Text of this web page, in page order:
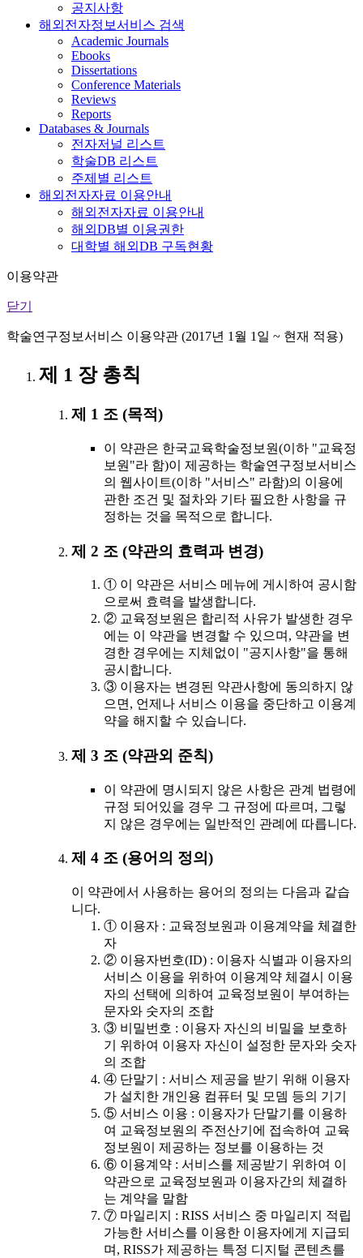
공지사항
해외전자정보서비스 검색
Academic Journals
Ebooks
Dissertations
Conference Materials
Reviews
Reports
Databases & Journals
전자저널 리스트
학술DB 리스트
주제별 리스트
해외전자자료 이용안내
해외전자자료 이용안내
해외DB별 이용권한
대학별 해외DB 구독현황
이용약관
닫기
학술연구정보서비스 이용약관 (2017년 1월 1일 ~ 현재 적용)
제 1 장 총칙
제 1 조 (목적)
이 약관은 한국교육학술정보원(이하 "교육정
보원"라 함)이 제공하는 학술연구정보서비스
의 웹사이트(이하 "서비스" 라함)의 이용에
관한 조건 및 절차와 기타 필요한 사항을 규
정하는 것을 목적으로 합니다.
제 2 조 (약관의 효력과 변경)
① 이 약관은 서비스 메뉴에 게시하여 공시함
으로써 효력을 발생합니다.
② 교육정보원은 합리적 사유가 발생한 경우
에는 이 약관을 변경할 수 있으며, 약관을 변
경한 경우에는 지체없이 "공지사항"을 통해
공시합니다.
③ 이용자는 변경된 약관사항에 동의하지 않
으면, 언제나 서비스 이용을 중단하고 이용계
약을 해지할 수 있습니다.
제 3 조 (약관외 준칙)
이 약관에 명시되지 않은 사항은 관계 법령에
규정 되어있을 경우 그 규정에 따르며, 그렇
지 않은 경우에는 일반적인 관례에 따릅니다.
제 4 조 (용어의 정의)
이 약관에서 사용하는 용어의 정의는 다음과 같습
니다.
① 이용자 : 교육정보원과 이용계약을 체결한
자
② 이용자번호(ID) : 이용자 식별과 이용자의
서비스 이용을 위하여 이용계약 체결시 이용
자의 선택에 의하여 교육정보원이 부여하는
문자와 숫자의 조합
③ 비밀번호 : 이용자 자신의 비밀을 보호하
기 위하여 이용자 자신이 설정한 문자와 숫자
의 조합
④ 단말기 : 서비스 제공을 받기 위해 이용자
가 설치한 개인용 컴퓨터 및 모뎀 등의 기기
⑤ 서비스 이용 : 이용자가 단말기를 이용하
여 교육정보원의 주전산기에 접속하여 교육
정보원이 제공하는 정보를 이용하는 것
⑥ 이용계약 : 서비스를 제공받기 위하여 이
약관으로 교육정보원과 이용자간의 체결하
는 계약을 말함
⑦ 마일리지 : RISS 서비스 중 마일리지 적립
가능한 서비스를 이용한 이용자에게 지급되
며, RISS가 제공하는 특정 디지털 콘텐츠를